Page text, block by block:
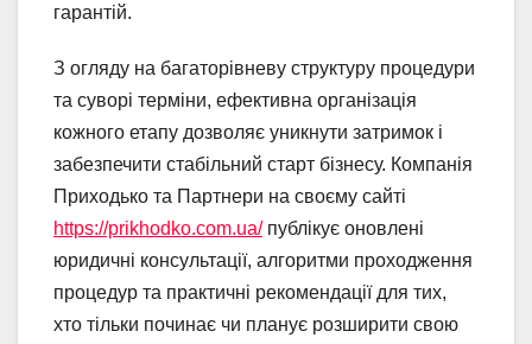
гарантій.
З огляду на багаторівневу структуру процедури
та суворі терміни, ефективна організація
кожного етапу дозволяє уникнути затримок і
забезпечити стабільний старт бізнесу. Компанія
Приходько та Партнери на своєму сайті
https://prikhodko.com.ua/публікує оновлені
юридичні консультації, алгоритми проходження
процедур та практичні рекомендації для тих,
хто тільки починає чи планує розширити свою